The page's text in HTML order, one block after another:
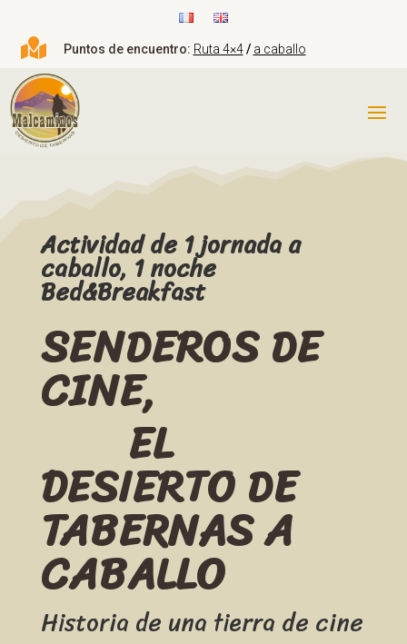
 Puntos de encuentro: Ruta 4×4/ a caballo
Actividad de 1 jornada a
caballo, 1 noche
Bed&Breakfast
SENDEROS DE
CINE,
EL
DESIERTO DE
TABERNAS A
CABALLO
Historia de una tierra de cine